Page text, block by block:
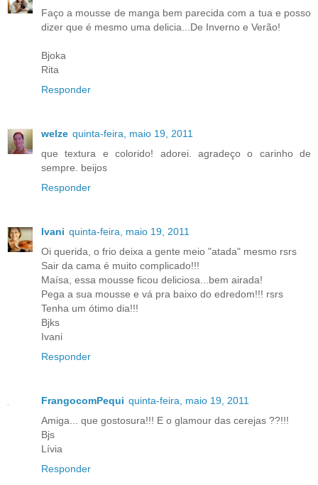
Faço a mousse de manga bem parecida com a tua e posso
dizer que é mesmo uma delicia...De Inverno e Verão!
Bjoka
Rita
Responder
welze quinta-feira, maio 19, 2011
que textura e colorido! adorei. agradeço o carinho de
sempre. beijos
Responder
Ivani quinta-feira, maio 19, 2011
Oi querida, o frio deixa a gente meio "atada" mesmo rsrs
Sair da cama é muito complicado!!!
Maísa, essa mousse ficou deliciosa...bem airada!
Pega a sua mousse e vá pra baixo do edredom!!! rsrs
Tenha um ótimo dia!!!
Bjks
Ivani
Responder
FrangocomPequi quinta-feira, maio 19, 2011
Amiga... que gostosura!!! E o glamour das cerejas ??!!!
Bjs
Lívia
Responder